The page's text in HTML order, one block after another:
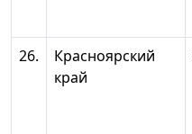
26.
Красноярский
край